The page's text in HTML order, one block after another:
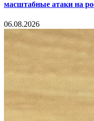
масштабные атаки на
06.08.2026